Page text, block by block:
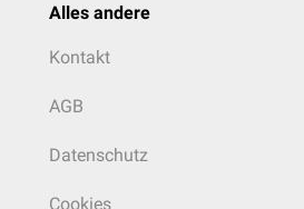
Alles andere
Kontakt
AGB
Datenschutz
Cookies